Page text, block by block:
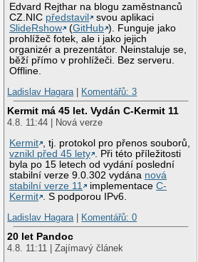
Edvard Rejthar na blogu zaměstnanců
CZ.NIC představil
svou aplikaci
SlideRshow
(GitHub ). Funguje jako
prohlížeč fotek, ale i jako jejich
organizér a prezentátor. Neinstaluje se,
běží přímo v prohlížeči. Bez serveru.
Offline.
Ladislav Hagara| Komentářů: 3
Kermit má 45 let. Vydán C-Kermit 11
4.8. 11:44 | Nová verze
Kermit
, tj. protokol pro přenos souborů,
vznikl před 45 lety
. Při této příležitosti
byla po 15 letech od vydání poslední
stabilní verze 9.0.302 vydána nová
stabilní verze 11
implementaceC-
Kermit
. S podporou IPv6.
Ladislav Hagara| Komentářů: 0
20 let Pandoc
4.8. 11:11 | Zajímavý článek